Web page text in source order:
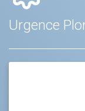
Urgence